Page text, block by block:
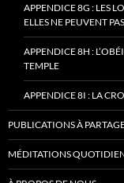
APPENDICE 8G : LES
ELLES NE PEUVENT
APPENDICE 8H :
TEMPLE
APPENDICE 8I : LA
PUBLICATIONS À
MÉDITATIONS